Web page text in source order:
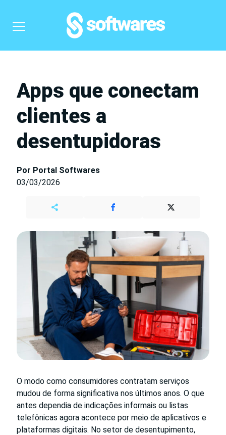
Apps que conectam
clientes a
desentupidoras
Por Portal Softwares
03/03/2026
O modo como consumidores contratam serviços
mudou de forma significativa nos últimos anos. O que
antes dependia de indicações informais ou listas
telefônicas agora acontece por meio de aplicativos e
plataformas digitais. No setor de desentupimento,